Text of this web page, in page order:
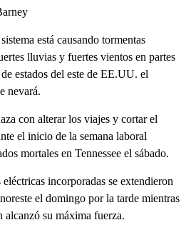
está causando tormentas
lluvias y fuertes vientos en partes
estados del este de EE.UU. el
nevará.
con alterar los viajes y cortar el
el inicio de la semana laboral
mortales en Tennessee el sábado.
incorporadas se extendieron
el domingo por la tarde mientras
alcanzó su máxima fuerza.